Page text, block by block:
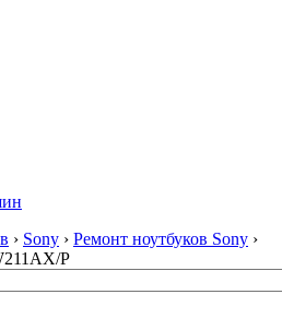
› Sony › Ремонт ноутбуков Sony ›
P